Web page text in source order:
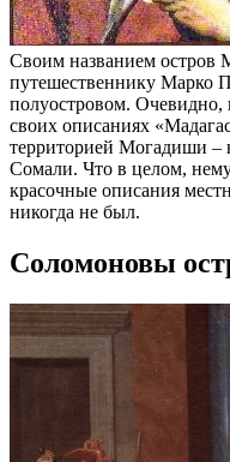
Своим названием остров
путешественнику Марко
полуостровом. Очевидно,
своих описаниях
территорией Могадиши –
Сомали. Что в целом,
красочные описания
никогда не был.
Соломоновы